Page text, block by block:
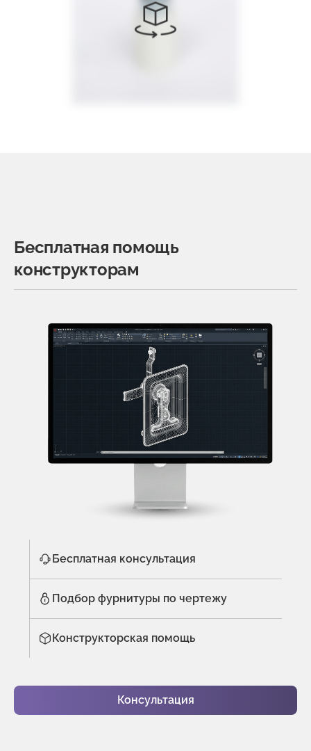
Бесплатная помощь
конструкторам
Бесплатная консультация
Подбор фурнитуры по чертежу
Конструкторская помощь
Консультация